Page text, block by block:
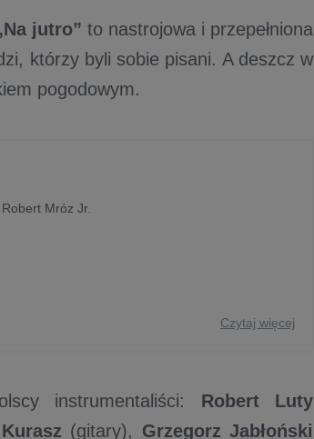
jutro” to nastrojowa i przepełniona
którzy byli sobie pisani. A deszcz w
pogodowym.
Mróz Jr.
Czytaj więcej
instrumentaliści: Robert Luty
(gitary), Grzegorz Jabłoński